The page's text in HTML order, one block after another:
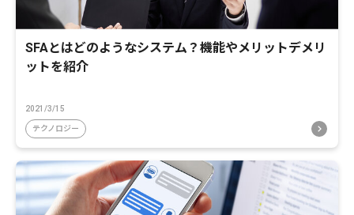
SFAとはどのようなシステム？機能やメリットデメリ
ットを紹介
2021/3/15
テクノロジー